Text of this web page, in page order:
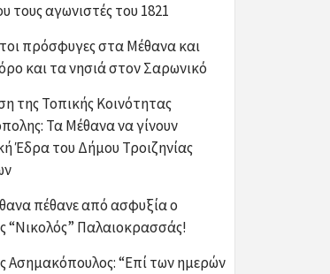
τους αγωνιστές του 1821
πρόσφυγες στα Μέθανα και
και τα νησιά στον Σαρωνικό
της Τοπικής Κοινότητας
Τα Μέθανα να γίνουν
Έδρα του Δήμου Τροιζηνίας
πέθανε από ασφυξία ο
“Νικολός” Παλαιοκρασσάς!
Ασημακόπουλος: “Επί των ημερών